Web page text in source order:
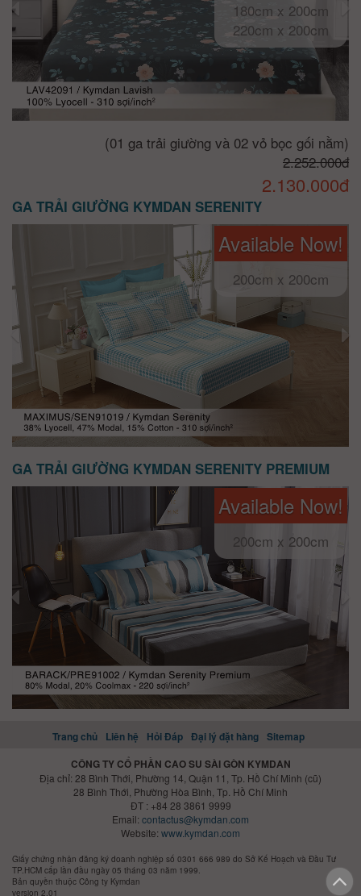
180cm x 200cm
220cm x 200cm
(01 ga trải giường và 02 vỏ bọc gối nằm)
2.252.000đ
2.130.000đ
GA TRẢI GIƯỜNG KYMDAN SERENITY
Available Now!
200cm x 200cm
GA TRẢI GIƯỜNG KYMDAN SERENITY PREMIUM
Available Now!
200cm x 200cm
Trang chủ Liên hệ Hỏi Đáp Đại lý đặt hàng Sitemap
CÔNG TY CỔ PHẦN CAO SU SÀI GÒN KYMDAN
Địa chỉ: 28 Bình Thới, Phường 14, Quận 11, Tp. Hồ Chí Minh (cũ)
28 Bình Thới, Phường Hòa Bình, Tp. Hồ Chí Minh
ĐT : +84 28 3861 9999
Email: contactus@kymdan.com
Website: www.kymdan.com
Giấy chứng nhận đăng ký doanh nghiệp số 0301 666 989 do Sở Kế Hoạch và Đầu Tư
TP.HCM cấp lần đầu ngày 05 tháng 03 năm 1999.
Bản quyền thuộc Công ty Kymdan
version 2.01